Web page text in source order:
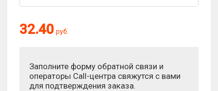
32.40 руб.
Заполните форму обратной связи и
операторы Call-центра свяжутся с вами
для подтверждения заказа.